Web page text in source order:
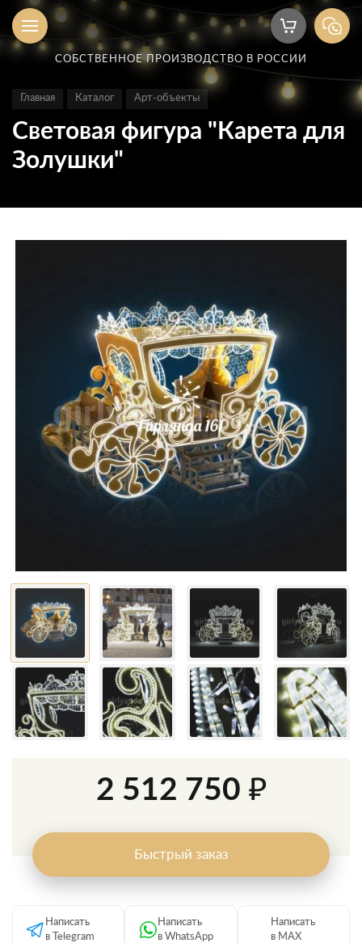
СОБСТВЕННОЕ ПРОИЗВОДСТВО В РОССИИ
Главная Каталог Арт-объекты
Световая фигура "Карета для
Золушки"
2 512 750 ₽
Быстрый заказ
Написать
в Telegram
Написать
в WhatsApp
Написать
в MAX